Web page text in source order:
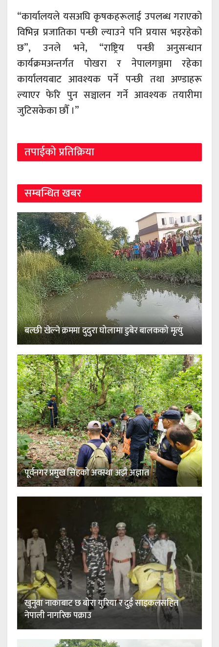
“कार्यालयले यसअघि कृषकहरूलाई उपलब्ध गराएको
विभिन्न प्रजातिका पन्छी ल्याउने पनि प्रयास भइरहेको
छ”, उनले भने, “राष्ट्रिय पन्छी अनुसन्धान
कार्यक्रमअन्तर्गत पोखरा र नेपालगञ्जमा रहेका
कार्यालयबाट आवश्यक पर्ने पन्छी तथा अण्डाहरू
ल्याएर फेरि पुन सञ्चालन गर्ने आवश्यक तयारीमा
जुटिसकेका छौँ ।”
तपाईको प्रतिक्रिया
सम्बन्धित खबर
बल्छी खेल्ने क्रममा दुदुरा घोलामा डुबेर बालकको मृत्यु
पूर्वनगर प्रमुख सिंहको अवस्था अझै अज्ञात
खुनुवा नाकाबाट छ बोरा युरिया र दुई साइकलसहित
नेपाली नागरिक पक्राउ